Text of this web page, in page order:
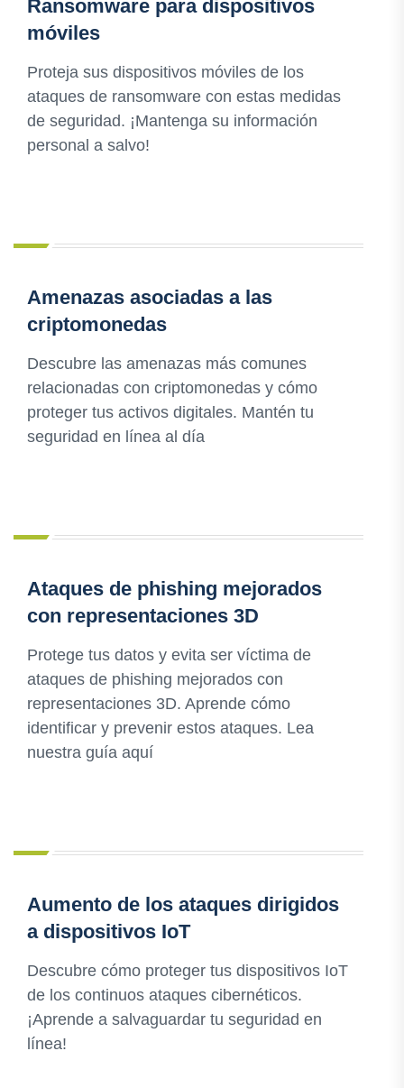
Ransomware para dispositivos
móviles
Proteja sus dispositivos móviles de los
ataques de ransomware con estas medidas
de seguridad. ¡Mantenga su información
personal a salvo!
Amenazas asociadas a las
criptomonedas
Descubre las amenazas más comunes
relacionadas con criptomonedas y cómo
proteger tus activos digitales. Mantén tu
seguridad en línea al día
Ataques de phishing mejorados
con representaciones 3D
Protege tus datos y evita ser víctima de
ataques de phishing mejorados con
representaciones 3D. Aprende cómo
identificar y prevenir estos ataques. Lea
nuestra guía aquí
Aumento de los ataques dirigidos
a dispositivos IoT
Descubre cómo proteger tus dispositivos IoT
de los continuos ataques cibernéticos.
¡Aprende a salvaguardar tu seguridad en
línea!